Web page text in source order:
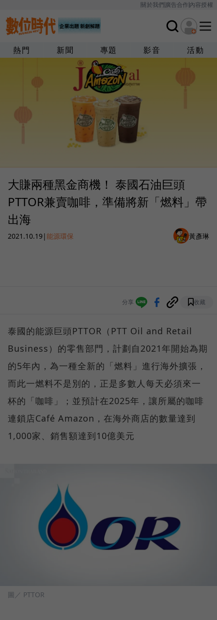
關於我們廣告合作內容授權
熱門 新聞 專題 影音 活動
大賺兩種黑金商機！ 泰國石油巨頭
PTTOR兼賣咖啡，準備將新「燃料」帶
出海
2021.10.19|能源環保 黃彥琳
分享 收藏
泰國的能源巨頭PTTOR（PTT Oil and Retail
Business）的零售部門，計劃自2021年開始為期
的5年內，為一種全新的「燃料」進行海外擴張，
而此一燃料不是別的，正是多數人每天必須來一
杯的「咖啡」；並預計在2025年，讓所屬的咖啡
連鎖店Café Amazon，在海外商店的數量達到
1,000家、銷售額達到10億美元
圖／ PTTOR